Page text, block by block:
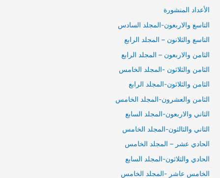
الأعداد المنشورة
التاسع والاربعون-المجلد السادس
التاسع والثلانون – المجلد الرابع
الثامن والاربعون – المجلد الرابع
الثامن والثلاثون -المجلد الخامس
الثامن والثلاثون-المجلد الرابع
الثامن والعشرون-المجلد الخامس
الثاني والاربعون-المجلد السابع
الثاني والثالثون-المجلد الخامس
الحادي عشر – المجلد الخامس
الحادي والثلاثون-المجلد السابع
الخامس عاشر -المجلد الخامس